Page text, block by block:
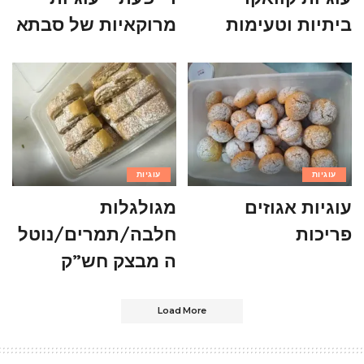
ביתיות וטעימות
מרוקאיות של סבתא
עוגיות
עוגיות אגוזים
פריכות
עוגיות
מגולגלות
חלבה/תמרים/נוטל
ה מבצק חש”ק
Load More